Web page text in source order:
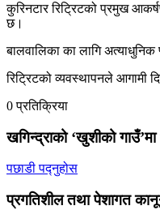
कुरिनटार रिट्रिटको प्रमुख
छ।
बालवालिका का लागि
रिट्रिटको व्यवस्थापनले आगामी
0 प्रतिक्रिया
खगिन्द्राको ‘खुशीको
पछाडी पद्नुहोस
प्रगतिशील तथा पेशागत